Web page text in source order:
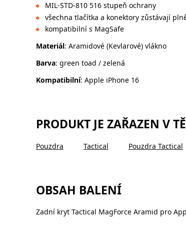
MIL-STD-810 516 stupeň ochrany
všechna tlačítka a konektory zůstávají
kompatibilní s MagSafe
Materiál: Aramidové (Kevlarové) vlákno
Barva: green toad / zelená
Kompatibilní: Apple iPhone 16
PRODUKT JE ZAŘAZEN V
Pouzdra Tactical Pouzdra Tactical
OBSAH BALENÍ
Zadní kryt Tactical MagForce Aramid pro